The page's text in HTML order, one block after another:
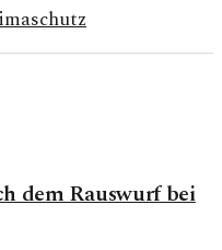
dem Rauswurf bei